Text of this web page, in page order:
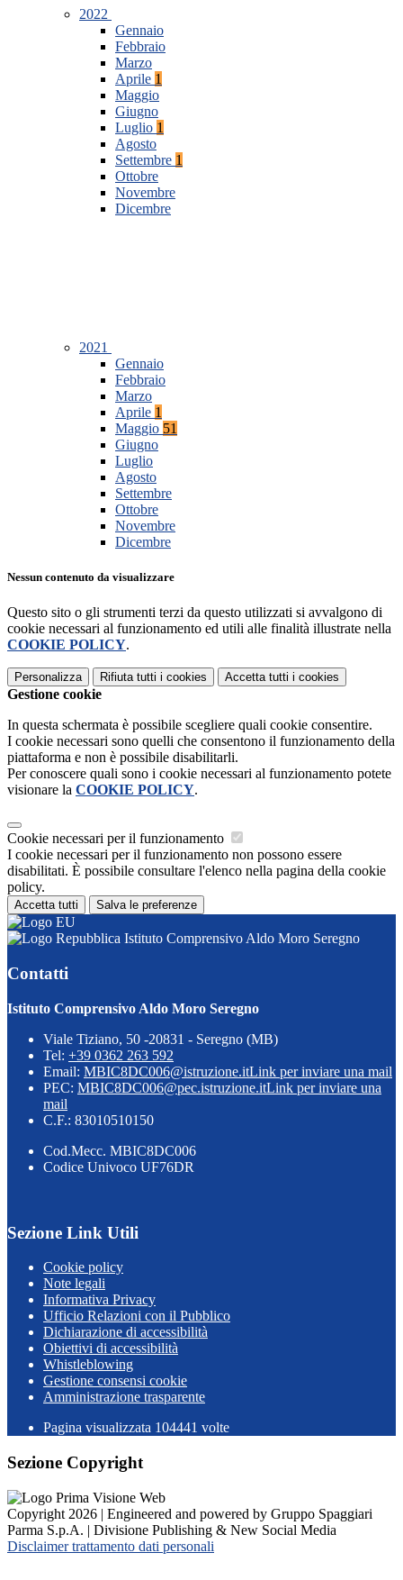
2022
Gennaio
Febbraio
Marzo
Aprile 1
Maggio
Giugno
Luglio 1
Agosto
Settembre 1
Ottobre
Novembre
Dicembre
2021
Gennaio
Febbraio
Marzo
Aprile 1
Maggio 51
Giugno
Luglio
Agosto
Settembre
Ottobre
Novembre
Dicembre
Nessun contenuto da visualizzare
Questo sito o gli strumenti terzi da questo utilizzati si avvalgono di
cookie necessari al funzionamento ed utili alle finalità illustrate nella
COOKIE POLICY.
Personalizza Rifiuta tutti i cookies Accetta tutti i cookies
Gestione cookie
In questa schermata è possibile scegliere quali cookie consentire.
I cookie necessari sono quelli che consentono il funzionamento della
piattaforma e non è possibile disabilitarli.
Per conoscere quali sono i cookie necessari al funzionamento potete
visionare la COOKIE POLICY.
Cookie necessari per il funzionamento
I cookie necessari per il funzionamento non possono essere
disabilitati. È possibile consultare l'elenco nella pagina della cookie
policy.
Accetta tutti Salva le preferenze
Istituto Comprensivo Aldo Moro Seregno
Contatti
Istituto Comprensivo Aldo Moro Seregno
Viale Tiziano, 50 -20831 - Seregno (MB)
Tel: +39 0362 263 592
Email: MBIC8DC006@istruzione.itLink per inviare una mail
PEC: MBIC8DC006@pec.istruzione.itLink per inviare una
mail
C.F.: 83010510150
Cod.Mecc. MBIC8DC006
Codice Univoco UF76DR
Sezione Link Utili
Cookie policy
Note legali
Informativa Privacy
Ufficio Relazioni con il Pubblico
Dichiarazione di accessibilità
Obiettivi di accessibilità
Whistleblowing
Gestione consensi cookie
Amministrazione trasparente
Pagina visualizzata 104441 volte
Sezione Copyright
Copyright 2026 | Engineered and powered by Gruppo Spaggiari
Parma S.p.A. | Divisione Publishing & New Social Media
Disclaimer trattamento dati personali